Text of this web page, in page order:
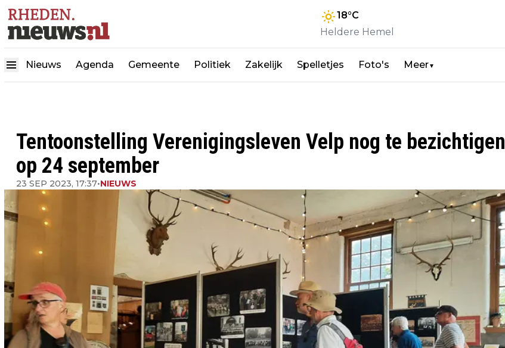
18°C
Heldere Hemel
Nieuws Agenda Gemeente Politiek Zakelijk Spelletjes Foto's Meer▼
Tentoonstelling Verenigingsleven Velp nog te bezichtigen
op 24 september
23 SEP 2023, 17:37•NIEUWS